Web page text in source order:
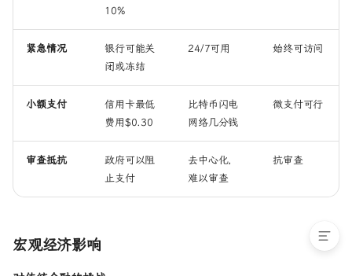
总结
核心创新
进阶阅读与学习资源
官方与权威
技术深入
新闻与分析
10%
紧急情况
银行可能关
闭或冻结
24/7可用 始终可访问
小额支付
信用卡最低
费用$0.30
比特币闪电
网络几分钱
微支付可行
审查抵抗
政府可以阻
止支付
去中心化，
难以审查
抗审查
宏观经济影响